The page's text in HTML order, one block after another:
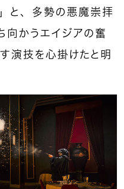
と、多勢の悪魔崇拝
向かうエイジアの奮
演技を心掛けたと明